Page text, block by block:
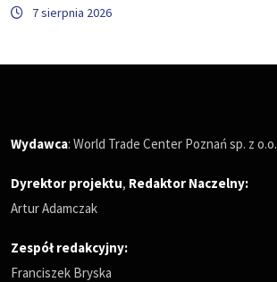
7 sierpnia 2026
Wydawca: World Trade Center Poznań sp. z o.o.
Dyrektor projektu, Redaktor Naczelny:
Artur Adamczak
Zespół redakcyjny:
Franciszek Bryska